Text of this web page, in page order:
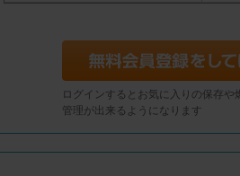
ログインするとお気に入りの保存や
管理が出来るようになります